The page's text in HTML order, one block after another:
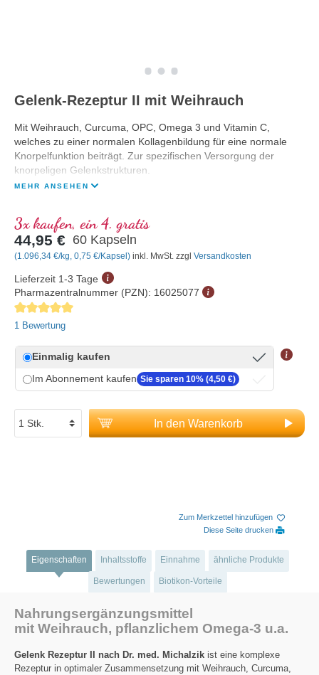
Gelenk-Rezeptur II mit Weihrauch
Mit Weihrauch, Curcuma, OPC, Omega 3 und Vitamin C,
welches zu einer normalen Kollagenbildung für eine normale
Knorpelfunktion beiträgt. Zur spezifischen Versorgung der
knorpeligen Gelenkstrukturen.
MEHR ANSEHEN
3x kaufen, ein 4. gratis
44,95 € 60 Kapseln
(1.096,34 €/kg, 0,75 €/Kapsel) inkl. MwSt. zzgl Versandkosten
Lieferzeit 1-3 Tage
Pharmazentralnummer (PZN): 16025077
Durchschnittliche Bewertung von 5 von 5 Sternen
1 Bewertung
Einmalig kaufen
Im Abonnement kaufen Sie sparen 10% (4,50 €)
In den Warenkorb
Zum Merkzettel hinzufügen
Diese Seite drucken
Eigenschaften Inhaltsstoffe Einnahme ähnliche Produkte
Bewertungen Biotikon-Vorteile
Nahrungsergänzungsmittel
mit Weihrauch, pflanzlichem Omega-3 u.a.
Gelenk Rezeptur II nach Dr. med. Michalzik ist eine komplexe
Rezeptur in optimaler Zusammensetzung mit Weihrauch, Curcuma,